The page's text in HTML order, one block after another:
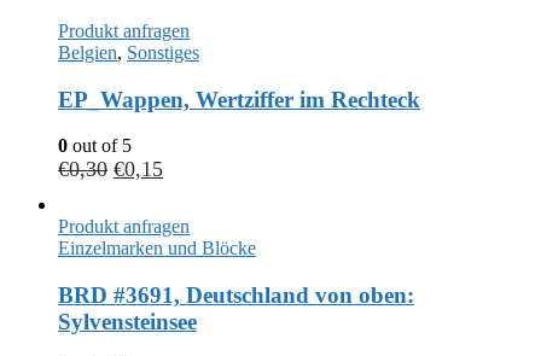
Produkt anfragen
Belgien, Sonstiges
EP_Wappen, Wertziffer im Rechteck
0 out of 5
€0,30 €0,15
Produkt anfragen
Einzelmarken und Blöcke
BRD #3691, Deutschland von oben:
Sylvensteinsee